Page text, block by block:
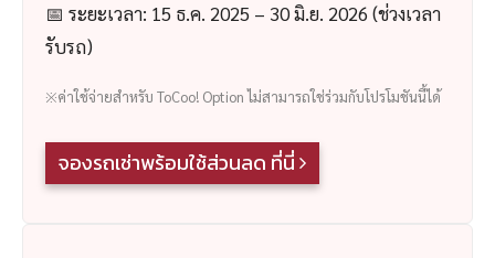
📅 ระยะเวลา: 15 ธ.ค. 2025 – 30 มิ.ย. 2026 (ช่วงเวลา
รับรถ)
※ค่าใช้จ่ายสำหรับ ToCoo! Option ไม่สามารถใช่ร่วมกับโปรโมชันนี้ได้
จองรถเช่าพร้อมใช้ส่วนลด ที่นี่